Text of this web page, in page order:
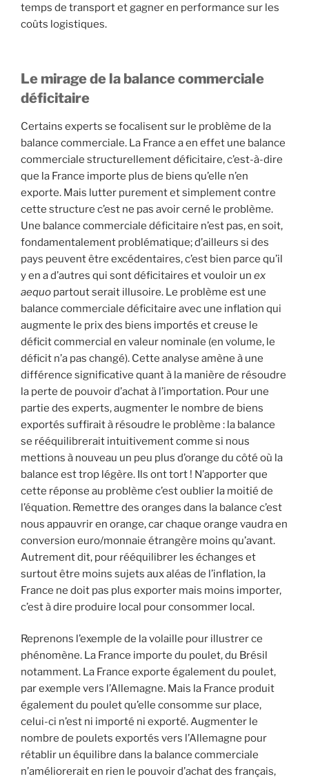
temps de transport et gagner en performance sur les
coûts logistiques.
Le mirage de la balance commerciale
déficitaire
Certains experts se focalisent sur le problème de la
balance commerciale. La France a en effet une balance
commerciale structurellement déficitaire, c’est-à-dire
que la France importe plus de biens qu’elle n’en
exporte. Mais lutter purement et simplement contre
cette structure c’est ne pas avoir cerné le problème.
Une balance commerciale déficitaire n’est pas, en soit,
fondamentalement problématique; d’ailleurs si des
pays peuvent être excédentaires, c’est bien parce qu’il
y en a d’autres qui sont déficitaires et vouloir un ex
aequo partout serait illusoire. Le problème est une
balance commerciale déficitaire avec une inflation qui
augmente le prix des biens importés et creuse le
déficit commercial en valeur nominale (en volume, le
déficit n’a pas changé). Cette analyse amène à une
différence significative quant à la manière de résoudre
la perte de pouvoir d’achat à l’importation. Pour une
partie des experts, augmenter le nombre de biens
exportés suffirait à résoudre le problème : la balance
se rééquilibrerait intuitivement comme si nous
mettions à nouveau un peu plus d’orange du côté où la
balance est trop légère. Ils ont tort ! N’apporter que
cette réponse au problème c’est oublier la moitié de
l’équation. Remettre des oranges dans la balance c’est
nous appauvrir en orange, car chaque orange vaudra en
conversion euro/monnaie étrangère moins qu’avant.
Autrement dit, pour rééquilibrer les échanges et
surtout être moins sujets aux aléas de l’inflation, la
France ne doit pas plus exporter mais moins importer,
c’est à dire produire local pour consommer local.
Reprenons l’exemple de la volaille pour illustrer ce
phénomène. La France importe du poulet, du Brésil
notamment. La France exporte également du poulet,
par exemple vers l’Allemagne. Mais la France produit
également du poulet qu’elle consomme sur place,
celui-ci n’est ni importé ni exporté. Augmenter le
nombre de poulets exportés vers l’Allemagne pour
rétablir un équilibre dans la balance commerciale
n’améliorerait en rien le pouvoir d’achat des français,